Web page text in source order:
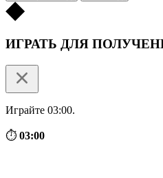
ИГРАТЬ ДЛЯ
Играйте 03:00.
⏱ 03:00